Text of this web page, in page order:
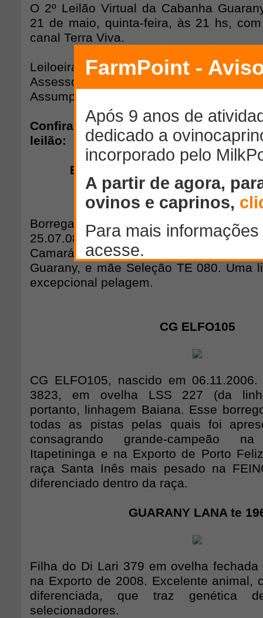
O 2º Leilão Virtual da Cabanha
21 de maio, quinta-feira, às 21 hs,
canal Terra Viva.
Leiloeira: Agreste leilões
Assessoria: Toninho Valadares - (87)
Assumpção - (15) 9107.75.39
Confira alguns destaques que
leilão:
BORREGA PO - GUARANY
Borrega de apenas 10 meses de
25.07.08. Filha do Dinamite (almas
Camará, um dos principais
Guarany, e mãe Seleção TE 080. Uma
excepcional pelagem.
CG ELFO105
CG ELFO105, nascido em
3823, em ovelha LSS 227 (da
portanto, linhagem Baiana. Esse
todas as pistas pelas quais foi
consagrando grande-campeão
Itapetininga e na Exporto de Porto
raça Santa Inês mais pesado na
diferenciado dentro da raça.
GUARANY LANA te
Filha do Di Lari 379 em ovelha fechada
na Exporto de 2008. Excelente animal,
diferenciada, que traz genética
selecionadores.